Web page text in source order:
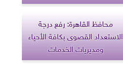
محافظ القاهرة: رفع درجة
الاستعداد القصوى بكافة الأحياء
ومديريات الخدمات